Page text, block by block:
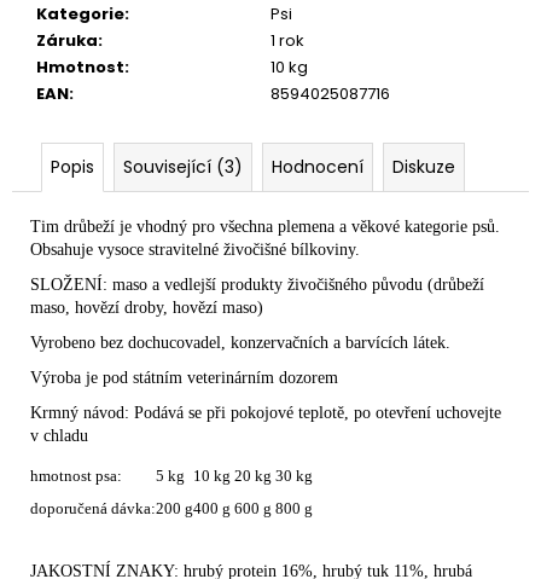
Kategorie:
Psi
Záruka:
1 rok
Hmotnost:
10 kg
EAN: 8594025087716
Popis Související (3) Hodnocení Diskuze
Tim drůbeží je vhodný pro všechna plemena a věkové kategorie psů.
Obsahuje vysoce stravitelné živočišné bílkoviny.
SLOŽENÍ: maso a vedlejší produkty živočišného původu (drůbeží
maso, hovězí droby, hovězí maso)
Vyrobeno bez dochucovadel, konzervačních a barvících látek.
Výroba je pod státním veterinárním dozorem
Krmný návod: Podává se při pokojové teplotě, po otevření uchovejte
v chladu
hmotnost psa: 5 kg 10 kg 20 kg 30 kg
doporučená dávka:200 g400 g 600 g 800 g
JAKOSTNÍ ZNAKY: hrubý protein 16%, hrubý tuk 11%, hrubá